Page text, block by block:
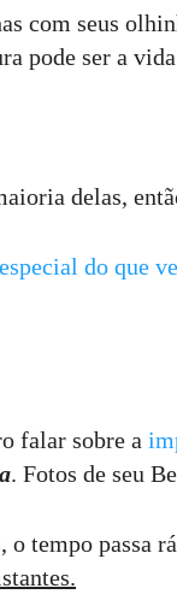
com seus
pode ser a
delas,
do que
falar sobre a
. Fotos de seu
o tempo passa